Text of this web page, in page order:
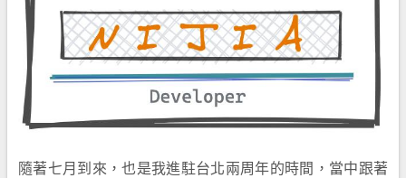
隨著七月到來，也是我進駐台北兩周年的時間，當中跟著